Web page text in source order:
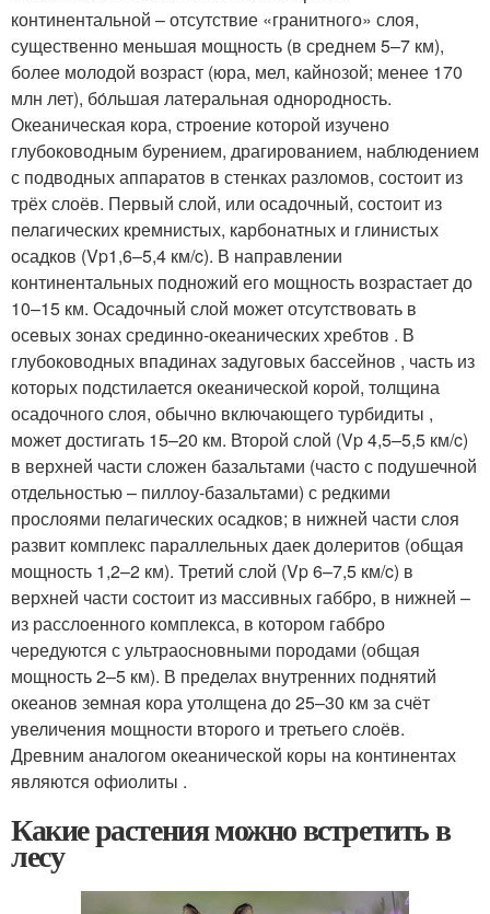
континентальной – отсутствие «гранитного» слоя,
существенно меньшая мощность (в среднем 5–7 км),
более молодой возраст (юра, мел, кайнозой; менее 170
млн лет), бо́льшая латеральная однородность.
Океаническая кора, строение которой изучено
глубоководным бурением, драгированием, наблюдением
с подводных аппаратов в стенках разломов, состоит из
трёх слоёв. Первый слой, или осадочный, состоит из
пелагических кремнистых, карбонатных и глинистых
осадков (Vp1,6–5,4 км/c). В направлении
континентальных подножий его мощность возрастает до
10–15 км. Осадочный слой может отсутствовать в
осевых зонах срединно-океанических хребтов . В
глубоководных впадинах задуговых бассейнов , часть из
которых подстилается океанической корой, толщина
осадочного слоя, обычно включающего турбидиты ,
может достигать 15–20 км. Второй слой (Vp4,5–5,5 км/c)
в верхней части сложен базальтами (часто с подушечной
отдельностью – пиллоу-базальтами) с редкими
прослоями пелагических осадков; в нижней части слоя
развит комплекс параллельных даек долеритов (общая
мощность 1,2–2 км). Третий слой (Vp6–7,5 км/c) в
верхней части состоит из массивных габбро, в нижней –
из расслоенного комплекса, в котором габбро
чередуются с ультраосновными породами (общая
мощность 2–5 км). В пределах внутренних поднятий
океанов земная кора утолщена до 25–30 км за счёт
увеличения мощности второго и третьего слоёв.
Древним аналогом океанической коры на континентах
являются офиолиты .
Какие растения можно встретить в
лесу